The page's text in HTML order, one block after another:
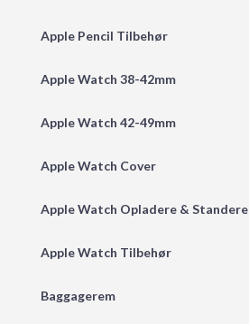
Apple Pencil Tilbehør
Apple Watch 38-42mm
Apple Watch 42-49mm
Apple Watch Cover
Apple Watch Opladere & Standere
Apple Watch Tilbehør
Baggagerem